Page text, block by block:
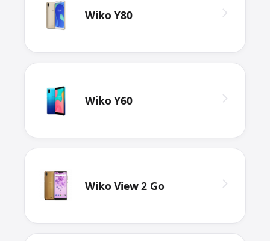
Wiko Y80
Wiko Y60
Wiko View 2 Go